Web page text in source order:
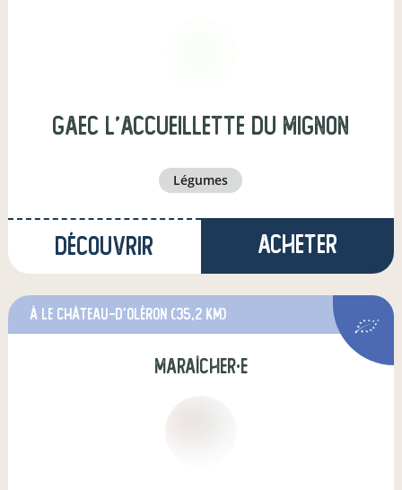
gaec l'accueillette du mignon
légumes
Découvrir Acheter
à Le Château-d'Oléron (35,2 km)
maraîcher·e